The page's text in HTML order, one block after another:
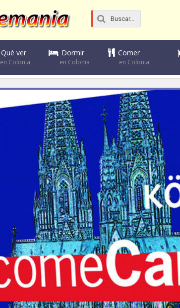
Qué ver
en Colonia
Dormir
en Colonia
Comer
en Colonia